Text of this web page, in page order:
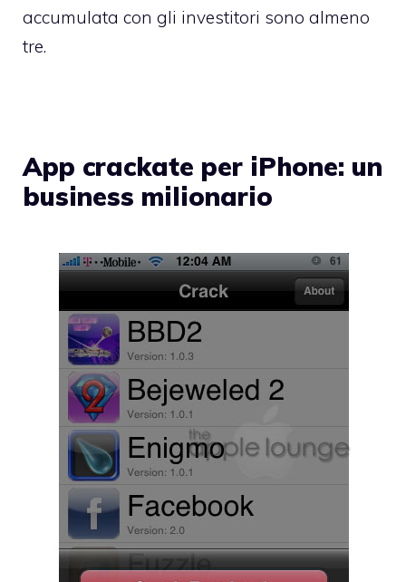
accumulata con gli investitori sono almeno
tre.
App crackate per iPhone: un
business milionario